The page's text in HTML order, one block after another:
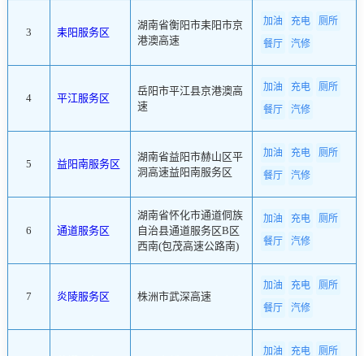
3 耒阳服务区
湖南省衡阳市耒阳市京
港澳高速
加油 充电
厕所
餐厅
汽修
4 平江服务区
岳阳市平江县京港澳高
速
加油 充电
厕所
餐厅
汽修
5 益阳南服务区
湖南省益阳市赫山区平
洞高速益阳南服务区
加油 充电
厕所
餐厅
汽修
6 通道服务区
湖南省怀化市通道侗族
自治县通道服务区B区
西南(包茂高速公路南)
加油 充电
厕所
餐厅
汽修
7 炎陵服务区 株洲市武深高速
加油 充电
厕所
餐厅
汽修
加油 充电
厕所